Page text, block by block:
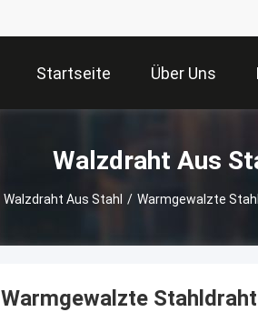
Startseite Über Uns
Walzdraht Aus
Walzdraht Aus Stahl / Warmgewalzte
Warmgewalzte